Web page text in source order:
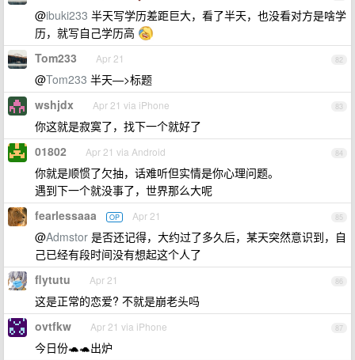
@ibuki233 半天写学历差距巨大，看了半天，也没看对方是啥学
历，就写自己学历高
82
Tom233 Apr 21
@Tom233 半天—>标题
83
wshjdx Apr 21 via iPhone
你这就是寂寞了，找下一个就好了
84
01802 Apr 21 via Android
你就是顺惯了欠抽，话难听但实情是你心理问题。
遇到下一个就没事了，世界那么大呢
85
fearlessaaa OP Apr 21
@Admstor 是否还记得，大约过了多久后，某天突然意识到，自
己已经有段时间没有想起这个人了
86
flytutu Apr 21
这是正常的恋爱? 不就是崩老头吗
87
ovtfkw Apr 21 via iPhone
今日份🐢🐢出炉